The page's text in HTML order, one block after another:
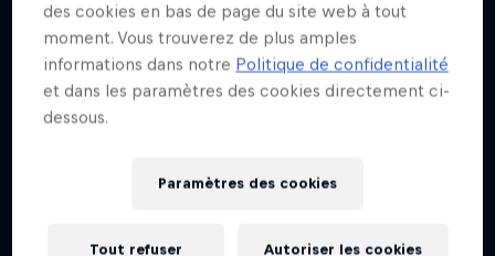
des cookies en bas de page du site web à tout
moment. Vous trouverez de plus amples
informations dans notre Politique de confidentialité
et dans les paramètres des cookies directement ci-
dessous.
Paramètres des cookies
Tout refuser Autoriser les cookies